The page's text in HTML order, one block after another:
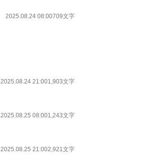
2025.08.24 08:00709文字
2025.08.24 21:001,903文字
2025.08.25 08:001,243文字
2025.08.25 21:002,921文字